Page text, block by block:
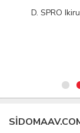
D. SPRO